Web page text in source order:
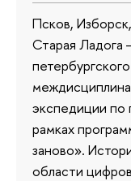
Псков,
Старая Ладога
экспедиции по
рамках
заново».
области